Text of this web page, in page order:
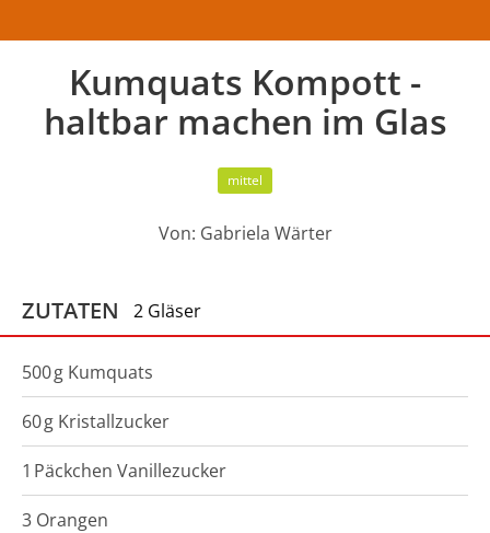
Kumquats Kompott -
haltbar machen im Glas
mittel
Von: Gabriela Wärter
ZUTATEN 2 Gläser
500g Kumquats
60g Kristallzucker
1 Päckchen Vanillezucker
3 Orangen